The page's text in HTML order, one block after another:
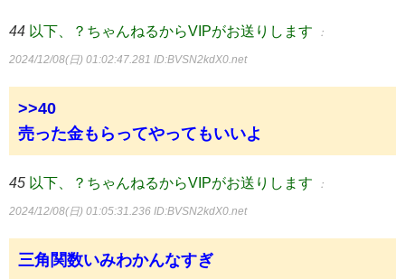
44 以下、？ちゃんねるからVIPがお送りします ：
2024/12/08(日) 01:02:47.281 ID:BVSN2kdX0.net
>>40
売った金もらってやってもいいよ
45 以下、？ちゃんねるからVIPがお送りします ：
2024/12/08(日) 01:05:31.236 ID:BVSN2kdX0.net
三角関数いみわかんなすぎ